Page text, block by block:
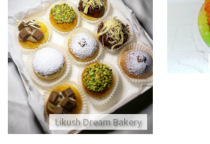
Likush Dream Bakery
מארז סופגניות בריוש אפויות
התקשר/י